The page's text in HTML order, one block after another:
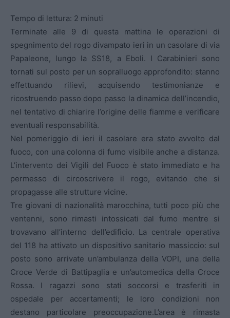
Tempo di lettura: 2 minuti
Terminate alle 9 di questa mattina le operazioni di
spegnimento del rogo divampato ieri in un casolare di via
Papaleone, lungo la SS18, a Eboli. I Carabinieri sono
tornati sul posto per un sopralluogo approfondito: stanno
effettuando rilievi, acquisendo testimonianze e
ricostruendo passo dopo passo la dinamica dell’incendio,
nel tentativo di chiarire l’origine delle fiamme e verificare
eventuali responsabilità.
Nel pomeriggio di ieri il casolare era stato avvolto dal
fuoco, con una colonna di fumo visibile anche a distanza.
L’intervento dei Vigili del Fuoco è stato immediato e ha
permesso di circoscrivere il rogo, evitando che si
propagasse alle strutture vicine.
Tre giovani di nazionalità marocchina, tutti poco più che
ventenni, sono rimasti intossicati dal fumo mentre si
trovavano all’interno dell’edificio. La centrale operativa
del 118 ha attivato un dispositivo sanitario massiccio: sul
posto sono arrivate un’ambulanza della VOPI, una della
Croce Verde di Battipaglia e un’automedica della Croce
Rossa. I ragazzi sono stati soccorsi e trasferiti in
ospedale per accertamenti; le loro condizioni non
destano particolare preoccupazione.L’area è rimasta